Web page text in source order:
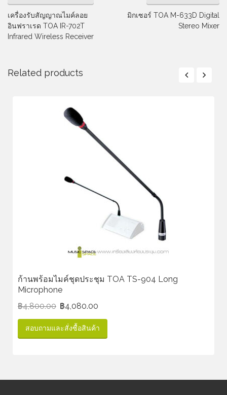
เครื่องรับสัญญาณไมค์ลอย
อินฟราเรด TOA IR-702T
Infrared Wireless Receiver
มิกเซอร์ TOA M-633D Digital
Stereo Mixer
Related products
ก้านพร้อมไมค์ชุดประชุม TOA TS-904 Long
Microphone
฿4,800.00 ฿4,080.00
สอบถามและสั่งซื้อสินค้า